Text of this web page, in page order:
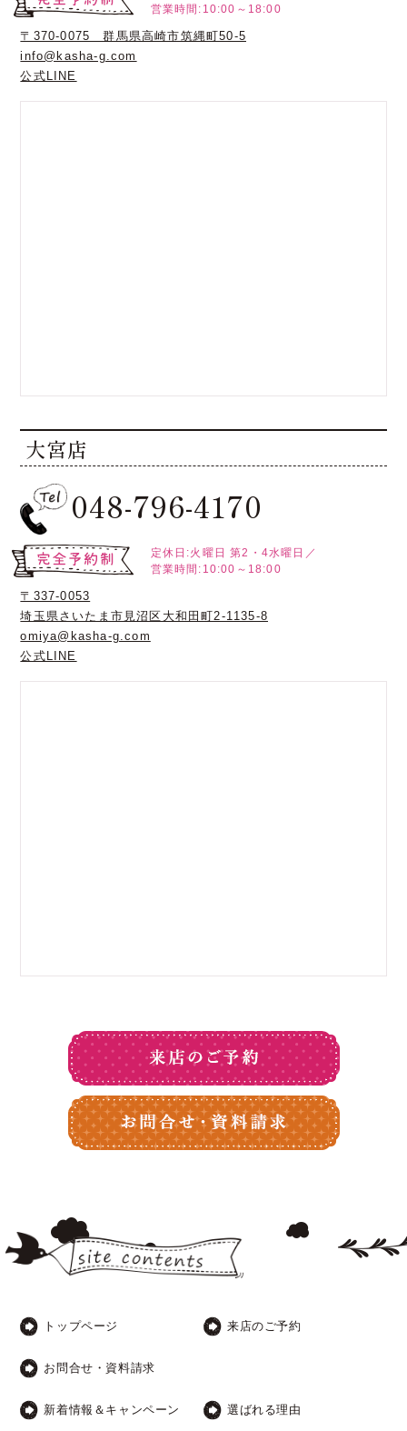
営業時間:10:00～18:00
〒370-0075 群馬県高崎市筑縄町50-5
info@kasha-g.com
公式LINE
大宮店
048-796-4170
定休日:火曜日 第2・4水曜日／
営業時間:10:00～18:00
〒337-0053
埼玉県さいたま市見沼区大和田町2-1135-8
omiya@kasha-g.com
公式LINE
トップページ 来店のご予約
お問合せ・資料請求
新着情報＆キャンペーン 選ばれる理由